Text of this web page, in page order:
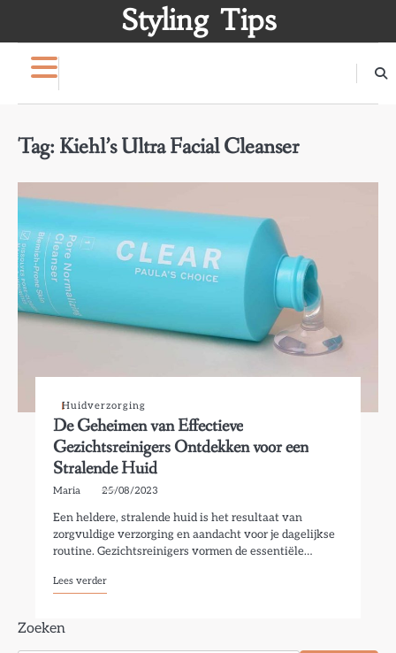
Styling Tips
Tag: Kiehl’s Ultra Facial Cleanser
Huidverzorging
De Geheimen van Effectieve
Gezichtsreinigers Ontdekken voor een
Stralende Huid
Maria 25/08/2023
Een heldere, stralende huid is het resultaat van
zorgvuldige verzorging en aandacht voor je dagelijkse
routine. Gezichtsreinigers vormen de essentiële…
Lees verder
Zoeken